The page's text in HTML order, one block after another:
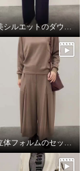
美シルエットのダウンジャケット
立体フォルムのセットアップコーデ